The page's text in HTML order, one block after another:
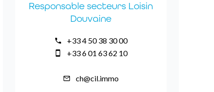
Responsable secteurs Loisin
Douvaine
+33 4 50 38 30 00
+33 6 01 63 62 10
ch@cil.immo